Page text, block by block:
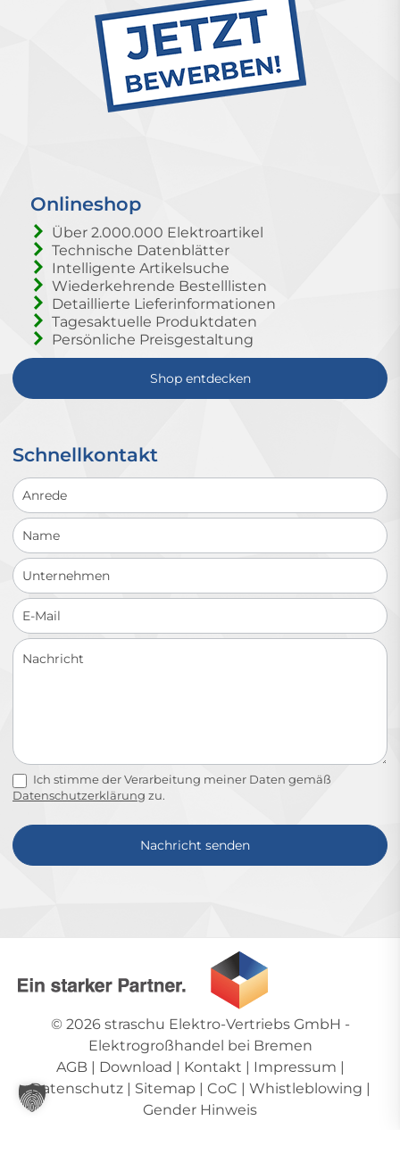
Onlineshop
Über 2.000.000 Elektroartikel
Technische Datenblätter
Intelligente Artikelsuche
Wiederkehrende Bestelllisten
Detaillierte Lieferinformationen
Tagesaktuelle Produktdaten
Persönliche Preisgestaltung
Shop entdecken
Schnellkontakt
Schnellkontakt
Ich stimme der Verarbeitung meiner Daten gemäß
Datenschutzerklärung zu.
Nachricht senden
© 2026 straschu Elektro-Vertriebs GmbH -
Elektrogroßhandel bei Bremen
AGB | Download | Kontakt | Impressum |
Datenschutz| Sitemap | CoC | Whistleblowing |
Gender Hinweis